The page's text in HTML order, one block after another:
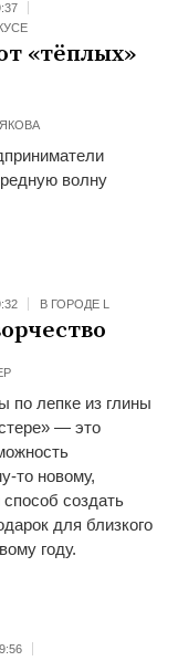
«тёплых»
волну
В ГОРОДЕ L
по лепке из глины
— это
то новому,
создать
для близкого
году.